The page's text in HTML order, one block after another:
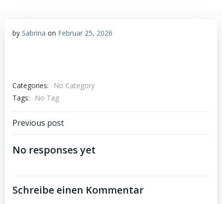
by Sabrina on Februar 25, 2026
Categories:
No Category
Tags:
No Tag
Post
navigation
Previous post
No responses yet
Schreibe einen Kommentar